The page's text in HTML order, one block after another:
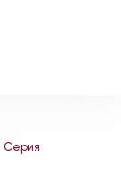
Серия